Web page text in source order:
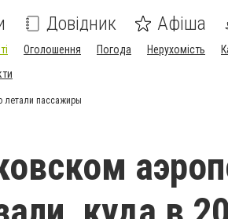
Довідник Афіша
Оголошення Погода Нерухомість
летали пассажиры